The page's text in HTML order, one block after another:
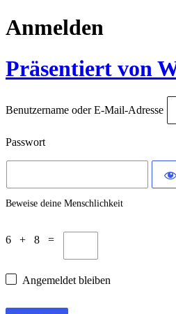
Anmelden
Präsentiert von
Benutzername oder E-Mail-Adresse
Passwort
Beweise deine Menschlichkeit
6 + 8 =
Angemeldet bleiben